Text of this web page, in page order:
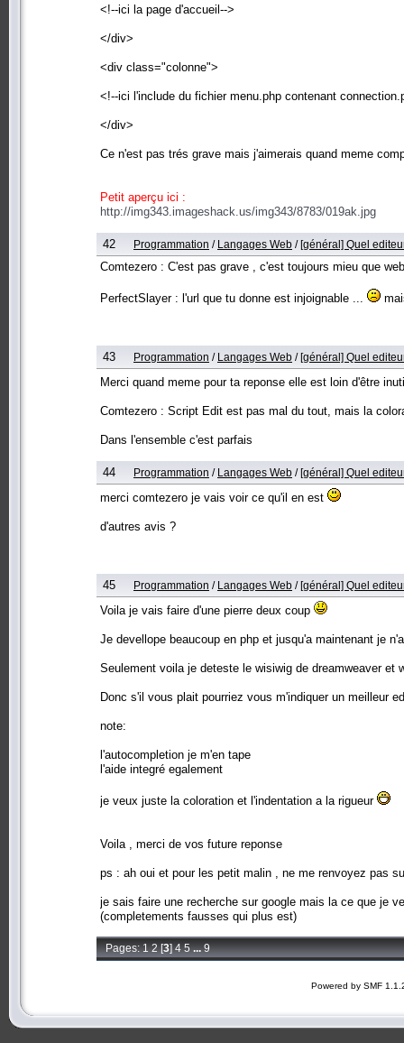
<!--ici la page d'accueil-->
</div>
<div class="colonne">
<!--ici l'include du fichier menu.php contenant
</div>
Ce n'est pas trés grave mais j'aimerais quand meme
Petit aperçu ici :
http://img343.imageshack.us/img343/8783/019ak.jpg
42 Programmation / Langages Web /[général] Quel
Comtezero : C'est pas grave , c'est toujours mieu que
PerfectSlayer : l'url que tu donne est injoignable ...
43 Programmation / Langages Web /[général] Quel
Merci quand meme pour ta reponse elle est loin d'être
Comtezero : Script Edit est pas mal du tout, mais la
Dans l'ensemble c'est parfais
44 Programmation / Langages Web /[général] Quel
merci comtezero je vais voir ce qu'il en est
d'autres avis ?
45 Programmation / Langages Web /[général] Quel
Voila je vais faire d'une pierre deux coup
Je devellope beaucoup en php et jusqu'a maintenant je
Seulement voila je deteste le wisiwig de dreamweaver et
Donc s'il vous plait pourriez vous m'indiquer un meilleur
note:
l'autocompletion je m'en tape
l'aide integré egalement
je veux juste la coloration et l'indentation a la rigueur
Voila , merci de vos future reponse
ps : ah oui et pour les petit malin , ne me renvoyez pas
je sais faire une recherche sur google mais la ce que je
(completements fausses qui plus est)
Pages:1 2[3]4 5 ...9
Powered by SMF